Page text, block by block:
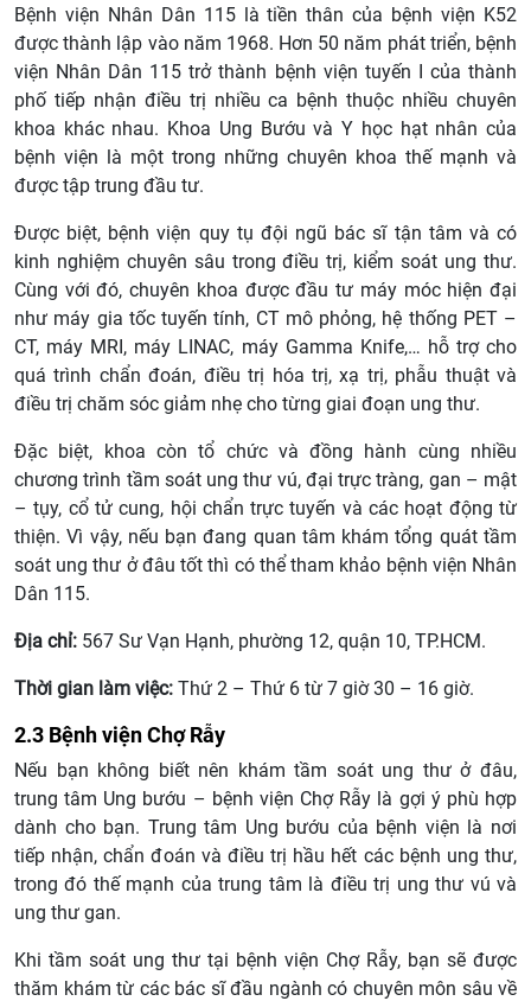
Bệnh viện Nhân Dân 115 là tiền thân của bệnh viện K52
được thành lập vào năm 1968. Hơn 50 năm phát triển, bệnh
viện Nhân Dân 115 trở thành bệnh viện tuyến I của thành
phố tiếp nhận điều trị nhiều ca bệnh thuộc nhiều chuyên
khoa khác nhau. Khoa Ung Bướu và Y học hạt nhân của
bệnh viện là một trong những chuyên khoa thế mạnh và
được tập trung đầu tư.
Được biệt, bệnh viện quy tụ đội ngũ bác sĩ tận tâm và có
kinh nghiệm chuyên sâu trong điều trị, kiểm soát ung thư.
Cùng với đó, chuyên khoa được đầu tư máy móc hiện đại
như máy gia tốc tuyến tính, CT mô phỏng, hệ thống PET –
CT, máy MRI, máy LINAC, máy Gamma Knife,… hỗ trợ cho
quá trình chẩn đoán, điều trị hóa trị, xạ trị, phẫu thuật và
điều trị chăm sóc giảm nhẹ cho từng giai đoạn ung thư.
Đặc biệt, khoa còn tổ chức và đồng hành cùng nhiều
chương trình tầm soát ung thư vú, đại trực tràng, gan – mật
– tụy, cổ tử cung, hội chẩn trực tuyến và các hoạt động từ
thiện. Vì vậy, nếu bạn đang quan tâm khám tổng quát tầm
soát ung thư ở đâu tốt thì có thể tham khảo bệnh viện Nhân
Dân 115.
Địa chỉ: 567 Sư Vạn Hạnh, phường 12, quận 10, TP.HCM.
Thời gian làm việc: Thứ 2 – Thứ 6 từ 7 giờ 30 – 16 giờ.
2.3 Bệnh viện Chợ Rẫy
Nếu bạn không biết nên khám tầm soát ung thư ở đâu,
trung tâm Ung bướu – bệnh viện Chợ Rẫy là gợi ý phù hợp
dành cho bạn. Trung tâm Ung bướu của bệnh viện là nơi
tiếp nhận, chẩn đoán và điều trị hầu hết các bệnh ung thư,
trong đó thế mạnh của trung tâm là điều trị ung thư vú và
ung thư gan.
Khi tầm soát ung thư tại bệnh viện Chợ Rẫy, bạn sẽ được
thăm khám từ các bác sĩ đầu ngành có chuyên môn sâu về